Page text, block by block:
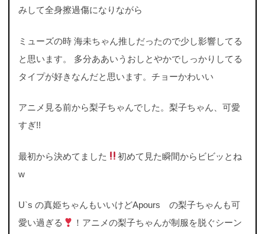
みして全身擦過傷になりながら
ミューズの時 海未ちゃん推しだったので少し影響してる
と思います。 多分ああいうおしとやかでしっかりしてる
タイプが好きなんだと思います。チョーかわいい
アニメ見る前から梨子ちゃんでした。梨子ちゃん、可愛
すぎ!!
最初から決めてました
初めて見た瞬間からビビッとね
w
U`s の真姫ちゃんもいいけどApours の梨子ちゃんも可
愛い過ぎる
！アニメの梨子ちゃんが制服を脱ぐシーン